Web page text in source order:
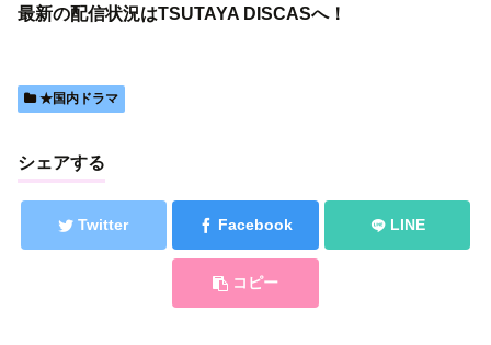
最新の配信状況はTSUTAYA DISCASへ！
★国内ドラマ
シェアする
Twitter Facebook LINE
コピー